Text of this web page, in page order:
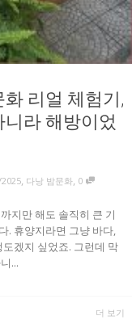
화 리얼 체험기,
니라 해방이었
, 다낭 밤문화, 0
지만 해도 솔직히 큰 기
. 휴양지라면 그냥 바다,
도겠지 싶었죠. 그런데 막
...
더 보기